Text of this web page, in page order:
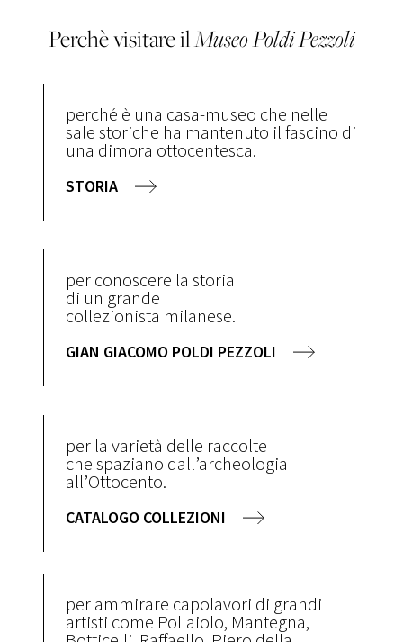
Perchè visitare ilMuseoPoldi Pezzoli
perché è una casa-museo che nelle
sale storiche ha mantenuto il fascino di
una dimora ottocentesca.
STORIA
per conoscere la storia
di un grande
collezionista milanese.
GIAN GIACOMO POLDI PEZZOLI
per la varietà delle raccolte
che spaziano dall’archeologia
all’Ottocento.
CATALOGO COLLEZIONI
per ammirare capolavori di grandi
artisti come Pollaiolo, Mantegna,